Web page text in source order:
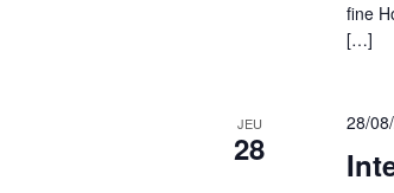
fine
[…]
JEU
28
28/